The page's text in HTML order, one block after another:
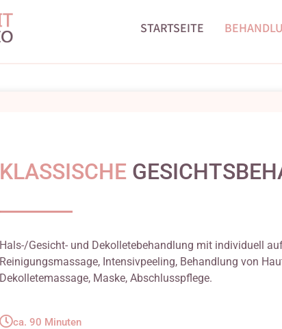
STARTSEITE
KLASSISCHE
Hals-/Gesicht- und Dekolletebehandlung mit individuell
Reinigungsmassage, Intensivpeeling, Behandlung von
Dekolletemassage, Maske, Abschlusspflege.
ca. 90 Minuten